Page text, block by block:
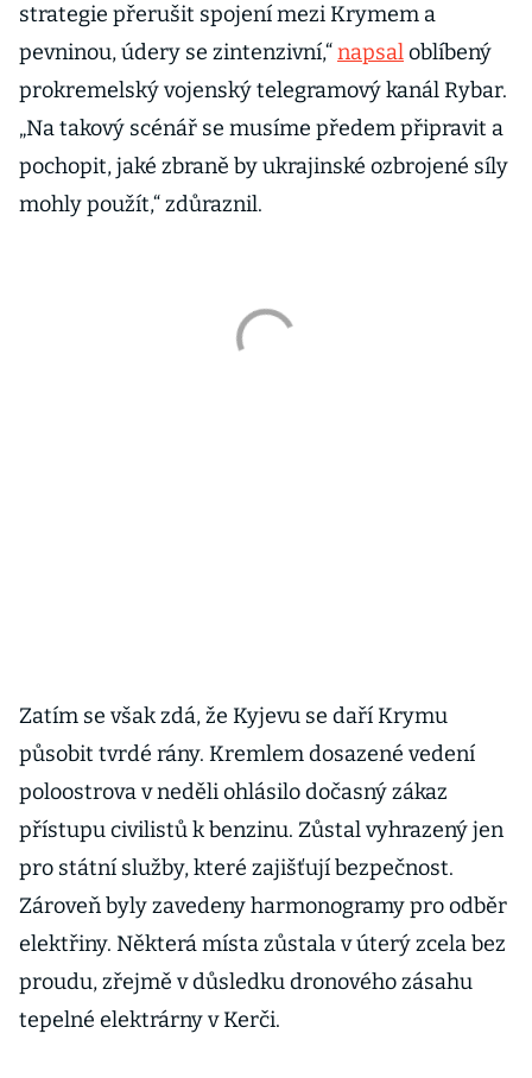
strategie přerušit spojení mezi Krymem a
pevninou, údery se zintenzivní,“napsaloblíbený
prokremelský vojenský telegramový kanál Rybar.
„Na takový scénář se musíme předem připravit a
pochopit, jaké zbraně by ukrajinské ozbrojené síly
mohly použít,“ zdůraznil.
Zatím se však zdá, že Kyjevu se daří Krymu
působit tvrdé rány. Kremlem dosazené vedení
poloostrova v neděli ohlásilo dočasný zákaz
přístupu civilistů k benzinu. Zůstal vyhrazený jen
pro státní služby, které zajišťují bezpečnost.
Zároveň byly zavedeny harmonogramy pro odběr
elektřiny. Některá místa zůstala v úterý zcela bez
proudu, zřejmě v důsledku dronového zásahu
tepelné elektrárny v Kerči.